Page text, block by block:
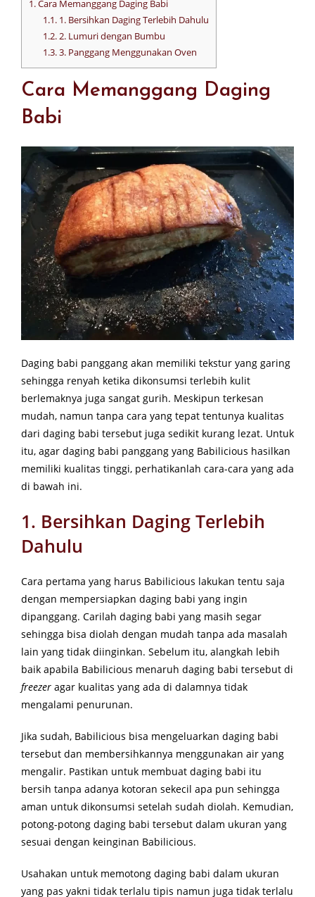
1.Cara Memanggang Daging Babi
1.1.1. Bersihkan Daging Terlebih Dahulu
1.2.2. Lumuri dengan Bumbu
1.3.3. Panggang Menggunakan Oven
Cara Memanggang Daging
Babi
Daging babi panggang akan memiliki tekstur yang garing
sehingga renyah ketika dikonsumsi terlebih kulit
berlemaknya juga sangat gurih. Meskipun terkesan
mudah, namun tanpa cara yang tepat tentunya kualitas
dari daging babi tersebut juga sedikit kurang lezat. Untuk
itu, agar daging babi panggang yang Babilicious hasilkan
memiliki kualitas tinggi, perhatikanlah cara-cara yang ada
di bawah ini.
1. Bersihkan Daging Terlebih
Dahulu
Cara pertama yang harus Babilicious lakukan tentu saja
dengan mempersiapkan daging babi yang ingin
dipanggang. Carilah daging babi yang masih segar
sehingga bisa diolah dengan mudah tanpa ada masalah
lain yang tidak diinginkan. Sebelum itu, alangkah lebih
baik apabila Babilicious menaruh daging babi tersebut di
freezer agar kualitas yang ada di dalamnya tidak
mengalami penurunan.
Jika sudah, Babilicious bisa mengeluarkan daging babi
tersebut dan membersihkannya menggunakan air yang
mengalir. Pastikan untuk membuat daging babi itu
bersih tanpa adanya kotoran sekecil apa pun sehingga
aman untuk dikonsumsi setelah sudah diolah. Kemudian,
potong-potong daging babi tersebut dalam ukuran yang
sesuai dengan keinginan Babilicious.
Usahakan untuk memotong daging babi dalam ukuran
yang pas yakni tidak terlalu tipis namun juga tidak terlalu